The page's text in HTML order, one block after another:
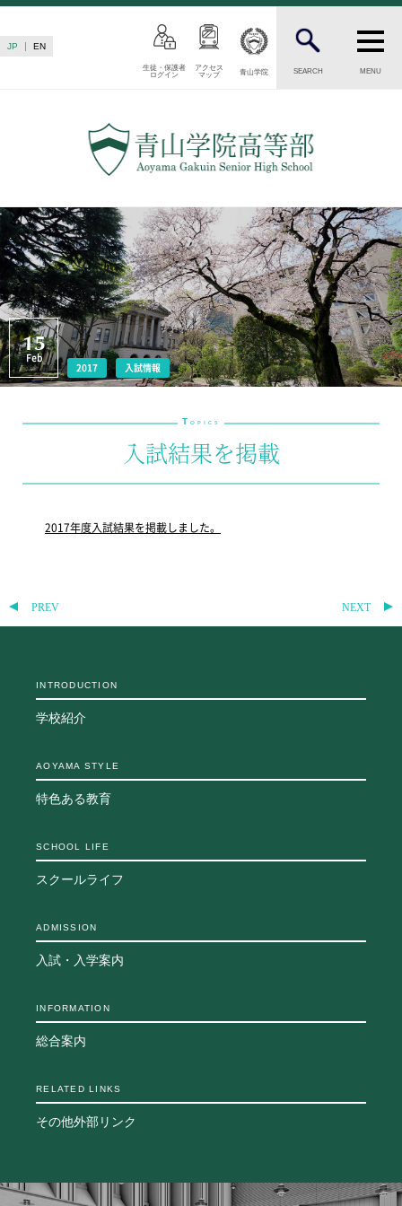
JP EN
生徒・保護者
ログイン
アクセス
マップ
青山学院 SEARCH MENU
高等部の歴史
生徒数・教職員数
一貫校の流れ
卒業後の進路
卒業生からのメッセージ
AOYAMA STYLE
特色ある教育
教科・学習内容
平和・共生学習
SGH活動報告
スクールカレンダー
生徒会活動
施設・設備
制服
生徒自主学習団体
いじめ防止対策
入試日程・出願資格
入試要項・出願書類
公開行事の紹介
入学金・学費
入試結果
海外に住む中学生の方へ
合格者発表
15
Feb
2017 入試情報
T OPICS
入試結果を掲載
2017年度入試結果を掲載しました。
PREV NEXT
INTRODUCTION
学校紹介
AOYAMA STYLE
特色ある教育
SCHOOL LIFE
スクールライフ
ADMISSION
入試・入学案内
INFORMATION
総合案内
RELATED LINKS
その他外部リンク